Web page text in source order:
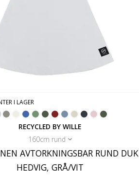
I LAGER
RECYCLED BY WILLE
160cm rund
AVTORKNINGSBAR RUND DUK
HEDVIG, GRÅ/VIT